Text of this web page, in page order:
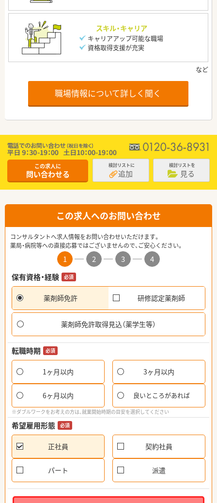
スキル・キャリア
キャリアアップ可能な職場
資格取得支援が充実
職場情報について詳しく聞く
この求人に
問い合わせる
検討リストに
追加
検討リストを
見る
この求人へのお問い合わせ
コンサルタントへ求人情報をお問い合わせいただけます。
薬局・病院等への直接応募ではございませんので、ご安心ください。
1 2 3
4
保有資格・経験
必須
薬剤師免許 研修認定薬剤師
薬剤師免許取得見込（薬学生等）
転職時期 必須
1ヶ月以内 3ヶ月以内
6ヶ月以内 良いところがあれば
※ダブルワークをお考えの方は、就業開始時期の目安を選択してください
希望雇用形態 必須
正社員 契約社員
パート 派遣